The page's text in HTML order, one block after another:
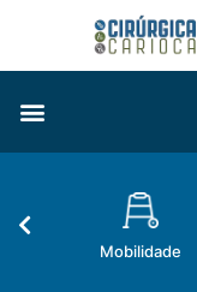
Mobilidade